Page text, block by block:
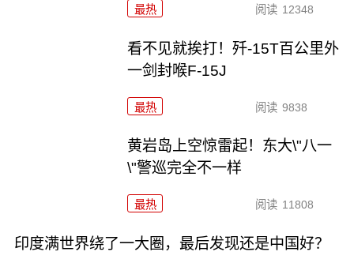
最热 阅读 12348
看不见就挨打！歼-15T百公里外
一剑封喉F-15J
最热 阅读 9838
黄岩岛上空惊雷起！东大\"八一
\"警巡完全不一样
最热 阅读 11808
印度满世界绕了一大圈，最后发现还是中国好？